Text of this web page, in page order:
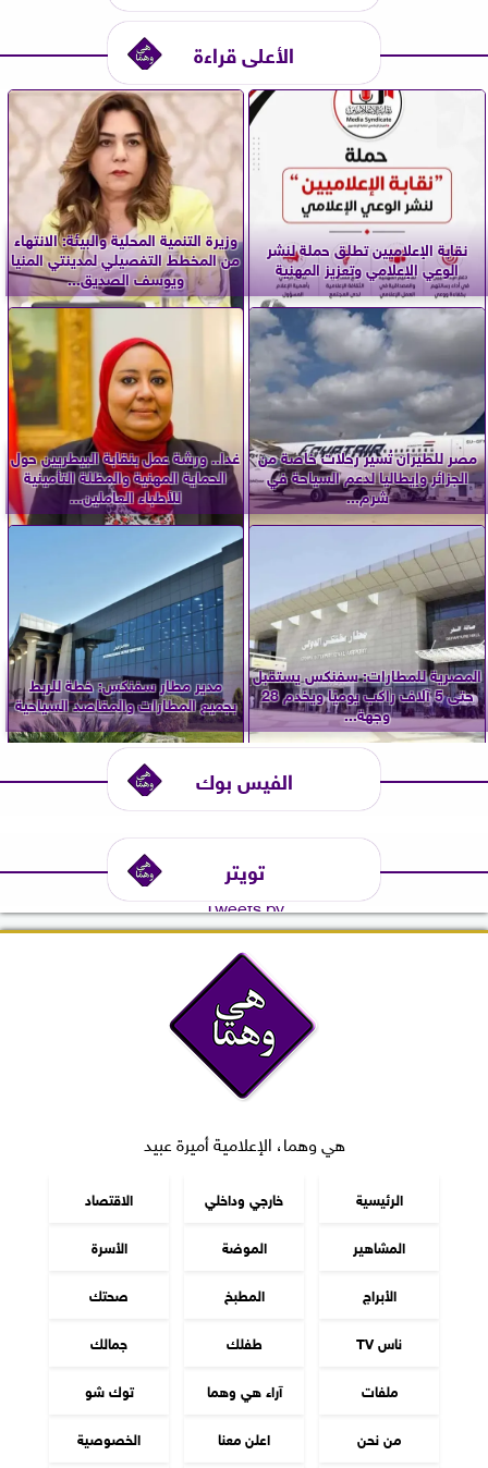
الأعلى قراءة
نقابة الإعلاميين تطلق حملة لنشر
الوعي الإعلامي وتعزيز المهنية
وزيرة التنمية المحلية والبيئة: الانتهاء
من المخطط التفصيلي لمدينتي المنيا
ويوسف الصديق...
مصر للطيران تُسير رحلات خاصة من
الجزائر وإيطاليا لدعم السياحة في
شرم...
غدا.. ورشة عمل بنقابة البيطريين حول
الحماية المهنية والمظلة التأمينية
للأطباء العاملين...
المصرية للمطارات: سفنكس يستقبل
حتى 5 آلاف راكب يوميًا ويخدم 28
وجهة...
مدير مطار سفنكس: خطة للربط
بجميع المطارات والمقاصد السياحية
الفيس بوك
تويتر
Tweets by
هي وهما، الإعلامية أميرة عبيد
الرئيسية خارجي وداخلي
الاقتصاد
المشاهير
الموضة
الأسرة
الأبراج
المطبخ
صحتك
ناس TV
طفلك
جمالك
ملفات
آراء هي وهما
توك شو
من نحن
اعلن معنا الخصوصية